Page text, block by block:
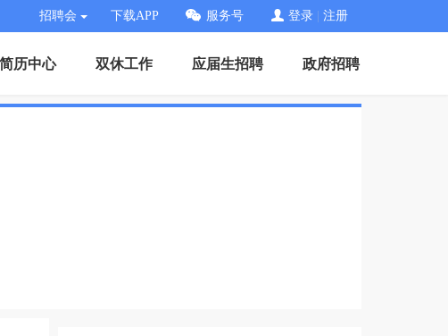
招聘会 下载APP 服务号 登录 注册
简历中心 双休工作 应届生招聘 政府招聘